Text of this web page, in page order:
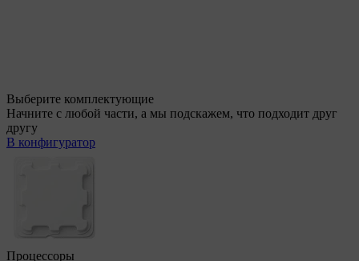
Выберите комплектующие
Начните с любой части, а мы подскажем, что подходит друг
другу
В конфигуратор
Процессоры